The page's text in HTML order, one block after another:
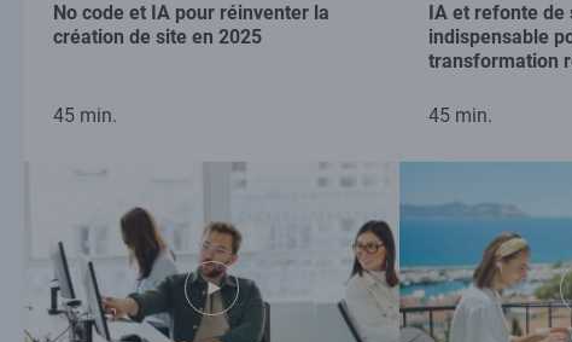
No code et IA pour réinventer la
création de site en 2025
45 min.
IA et refonte
indispensable
transformation
45 min.